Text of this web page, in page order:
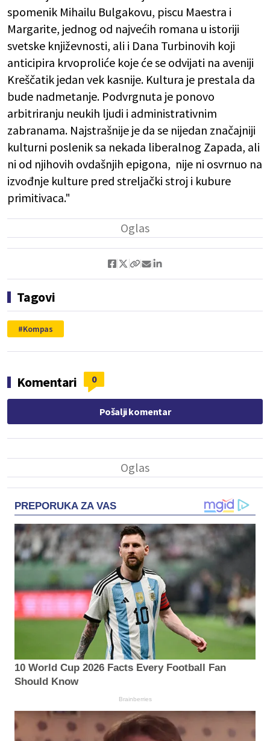
spomenik Mihailu Bulgakovu, piscu Maestra i
Margarite, jednog od najvećih romana u istoriji
svetske književnosti, ali i Dana Turbinovih koji
anticipira krvoproliće koje će se odvijati na aveniji
Kreščatik jedan vek kasnije. Kultura je prestala da
bude nadmetanje. Podvrgnuta je ponovo
arbitriranju neukih ljudi i administrativnim
zabranama. Najstrašnije je da se nijedan značajniji
kulturni poslenik sa nekada liberalnog Zapada, ali
ni od njihovih ovdašnjih epigona, nije ni osvrnuo na
izvođnje kulture pred streljački stroj i kubure
primitivaca."
Tagovi
Kompas
Komentari 0
Pošalji komentar
PREPORUKA ZA VAS
10 World Cup 2026 Facts Every Football Fan
Should Know
Brainberries